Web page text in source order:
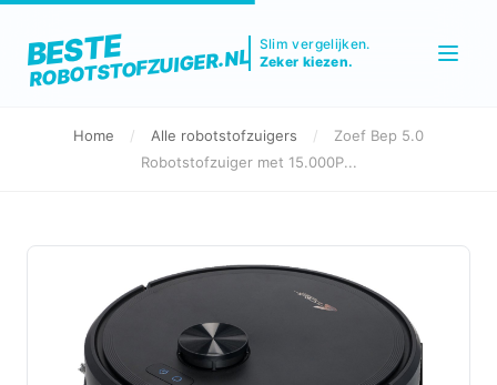
BESTE
ROBOTSTOFZUIGER.NL
Slim vergelijken.
Zeker kiezen.
Home / Alle robotstofzuigers /
Zoef Bep 5.0
Robotstofzuiger met 15.000P...